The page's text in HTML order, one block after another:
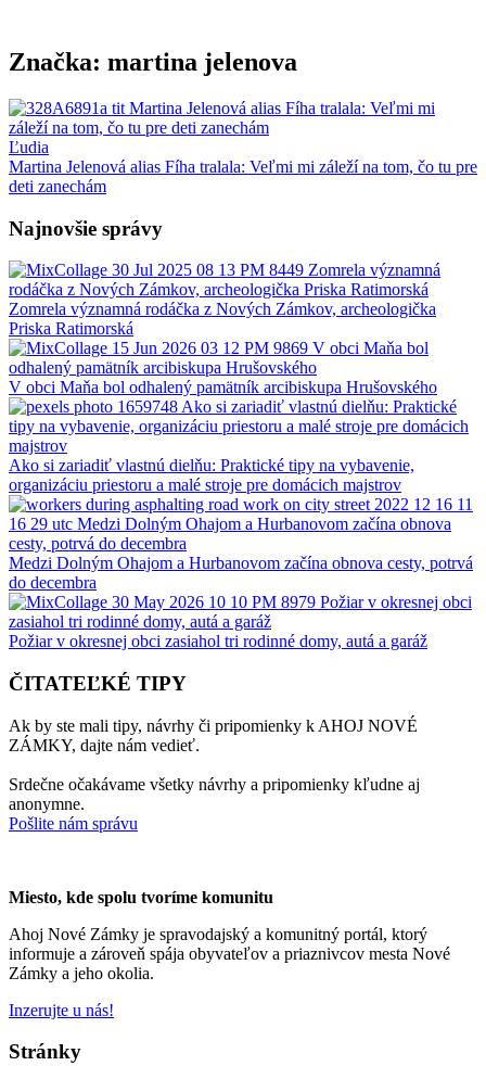
Značka: martina jelenova
Ľudia
Martina Jelenová alias Fíha tralala: Veľmi mi záleží na tom, čo tu pre
deti zanechám
Najnovšie správy
Zomrela významná rodáčka z Nových Zámkov, archeologička
Priska Ratimorská
V obci Maňa bol odhalený pamätník arcibiskupa Hrušovského
Ako si zariadiť vlastnú dielňu: Praktické tipy na vybavenie,
organizáciu priestoru a malé stroje pre domácich majstrov
Medzi Dolným Ohajom a Hurbanovom začína obnova cesty, potrvá
do decembra
Požiar v okresnej obci zasiahol tri rodinné domy, autá a garáž
ČITATEĽKÉ TIPY
Ak by ste mali tipy, návrhy či pripomienky k AHOJ NOVÉ
ZÁMKY, dajte nám vedieť.
Srdečne očakávame všetky návrhy a pripomienky kľudne aj
anonymne.
Pošlite nám správu
Miesto, kde spolu tvoríme komunitu
Ahoj Nové Zámky je spravodajský a komunitný portál, ktorý
informuje a zároveň spája obyvateľov a priaznivcov mesta Nové
Zámky a jeho okolia.
Inzerujte u nás!
Stránky